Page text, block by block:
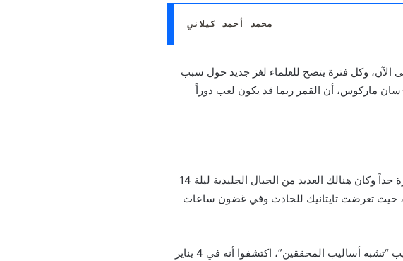
محمد أحمد كيلاني
الآن، وكل فترة يتضح للعلماء لغز جديد حول سبب
سان ماركوس، أن القمر ربما قد يكون لعب دوراً
لنشرح لكم ذلك المشهد ليلة غرق السفينة بشكل أكثر دقة، لقد كانت ظروف البحر خطيرة جداً وكان هنالك العديد من الجبال الجليدية ليلة 14
حيث تعرضت تايتانيك للحادث وفي غضون ساعات
وقد أشار المؤلف الرئيسي للتحقيق، دونالد أولسون، إلى أنه من خلال سلسلة من الأساليب “تشبه أساليب المحققين”، اكتشفوا أنه في 4 يناير